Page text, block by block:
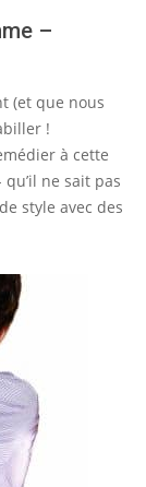
–
(et que nous
!
à cette
ne sait pas
style avec des